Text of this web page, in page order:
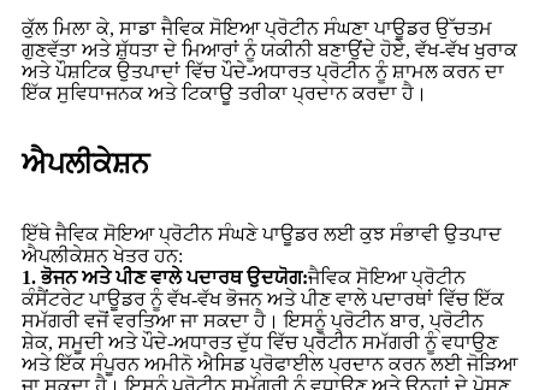
ਕੁੱਲ ਮਿਲਾ ਕੇ, ਸਾਡਾ ਜੈਵਿਕ ਸੋਇਆ ਪ੍ਰੋਟੀਨ ਸੰਘਣਾ ਪਾਊਡਰ ਉੱਚਤਮ
ਗੁਣਵੱਤਾ ਅਤੇ ਸ਼ੁੱਧਤਾ ਦੇ ਮਿਆਰਾਂ ਨੂੰ ਯਕੀਨੀ ਬਣਾਉਂਦੇ ਹੋਏ, ਵੱਖ-ਵੱਖ ਖੁਰਾਕ
ਅਤੇ ਪੌਸ਼ਟਿਕ ਉਤਪਾਦਾਂ ਵਿੱਚ ਪੌਦੇ-ਅਧਾਰਤ ਪ੍ਰੋਟੀਨ ਨੂੰ ਸ਼ਾਮਲ ਕਰਨ ਦਾ
ਇੱਕ ਸੁਵਿਧਾਜਨਕ ਅਤੇ ਟਿਕਾਊ ਤਰੀਕਾ ਪ੍ਰਦਾਨ ਕਰਦਾ ਹੈ।
ਐਪਲੀਕੇਸ਼ਨ
ਇੱਥੇ ਜੈਵਿਕ ਸੋਇਆ ਪ੍ਰੋਟੀਨ ਸੰਘਣੇ ਪਾਊਡਰ ਲਈ ਕੁਝ ਸੰਭਾਵੀ ਉਤਪਾਦ
ਐਪਲੀਕੇਸ਼ਨ ਖੇਤਰ ਹਨ:
1. ਭੋਜਨ ਅਤੇ ਪੀਣ ਵਾਲੇ ਪਦਾਰਥ ਉਦਯੋਗ:ਜੈਵਿਕ ਸੋਇਆ ਪ੍ਰੋਟੀਨ
ਕੰਸੈਂਟਰੇਟ ਪਾਊਡਰ ਨੂੰ ਵੱਖ-ਵੱਖ ਭੋਜਨ ਅਤੇ ਪੀਣ ਵਾਲੇ ਪਦਾਰਥਾਂ ਵਿੱਚ ਇੱਕ
ਸਮੱਗਰੀ ਵਜੋਂ ਵਰਤਿਆ ਜਾ ਸਕਦਾ ਹੈ। ਇਸਨੂੰ ਪ੍ਰੋਟੀਨ ਬਾਰ, ਪ੍ਰੋਟੀਨ
ਸ਼ੇਕ, ਸਮੂਦੀ ਅਤੇ ਪੌਦੇ-ਅਧਾਰਤ ਦੁੱਧ ਵਿੱਚ ਪ੍ਰੋਟੀਨ ਸਮੱਗਰੀ ਨੂੰ ਵਧਾਉਣ
ਅਤੇ ਇੱਕ ਸੰਪੂਰਨ ਅਮੀਨੋ ਐਸਿਡ ਪ੍ਰੋਫਾਈਲ ਪ੍ਰਦਾਨ ਕਰਨ ਲਈ ਜੋੜਿਆ